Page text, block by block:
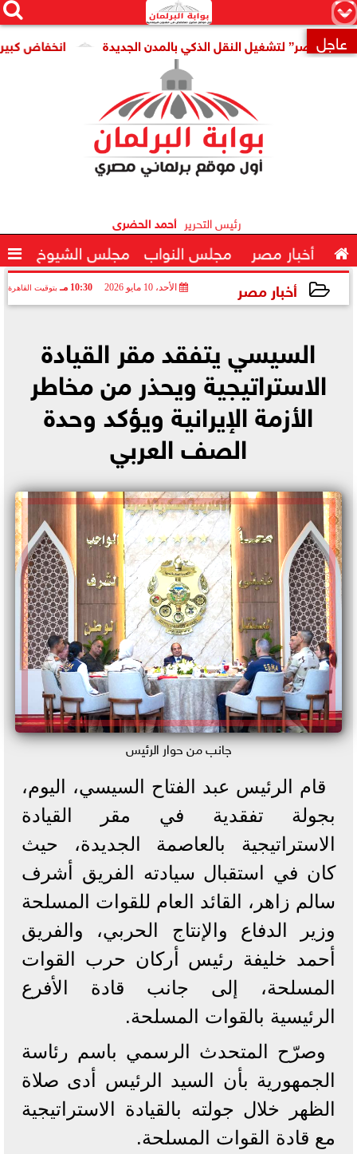
×


 عاجل انخفاض كبير فى لتشغيل النقل الذكي بالمدن الجديدة
رئيس التحرير أحمد الحضرى
 أخبار مصر مجلس النواب مجلس الشيوخ 
أخبار مصر الأحد، 10 مايو 2026 10:30 مـ بتوقيت القاهرة
السيسي يتفقد مقر القيادة
الاستراتيجية ويحذر من مخاطر
الأزمة الإيرانية ويؤكد وحدة
الصف العربي
جانب من حوار الرئيس
قام الرئيس عبد الفتاح السيسي، اليوم،
بجولة تفقدية في مقر القيادة
الاستراتيجية بالعاصمة الجديدة، حيث
كان في استقبال سيادته الفريق أشرف
سالم زاهر، القائد العام للقوات المسلحة
وزير الدفاع والإنتاج الحربي، والفريق
أحمد خليفة رئيس أركان حرب القوات
المسلحة، إلى جانب قادة الأفرع
الرئيسية بالقوات المسلحة.
وصرّح المتحدث الرسمي باسم رئاسة
الجمهورية بأن السيد الرئيس أدى صلاة
الظهر خلال جولته بالقيادة الاستراتيجية
مع قادة القوات المسلحة.